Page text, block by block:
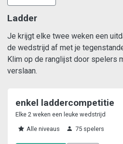
Ladder
Je krijgt elke twee weken een
de wedstrijd af met je
Klim op de ranglijst door spelers
verslaan.
enkel laddercompetitie
Elke 2 weken een leuke wedstrijd
Alle niveaus
75 spelers